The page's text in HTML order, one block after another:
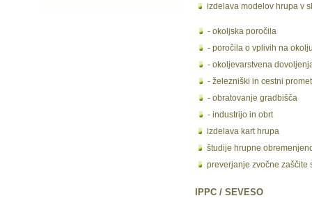
izdelava modelov hrupa v
- okoljska poročila
- poročila o vplivih na
- okoljevarstvena
- železniški in cestni promet
- obratovanje gradbišča
- industrijo in obrt
izdelava kart hrupa
študije hrupne
preverjanje zvočne zaščite
IPPC / SEVESO